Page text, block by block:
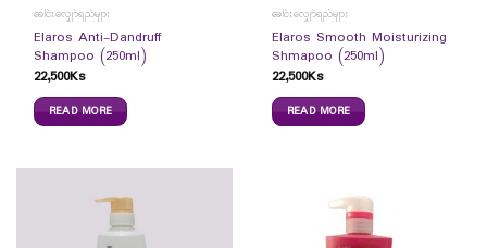
ခေါင်းလျှော်ရည်များ
Elaros Anti-Dandruff
Shampoo (250ml)
22,500Ks
READ MORE
ခေါင်းလျှော်ရည်များ
Elaros Smooth Moisturizing
Shmapoo (250ml)
22,500Ks
READ MORE